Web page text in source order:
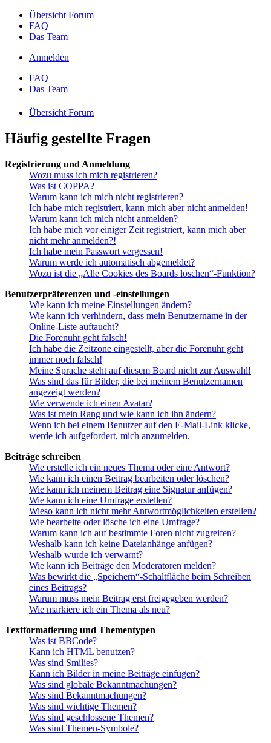
Übersicht Forum
FAQ
Das Team
Anmelden
FAQ
Das Team
Übersicht Forum
Häufig gestellte Fragen
Registrierung und Anmeldung
Wozu muss ich mich registrieren?
Was ist COPPA?
Warum kann ich mich nicht registrieren?
Ich habe mich registriert, kann mich aber nicht anmelden!
Warum kann ich mich nicht anmelden?
Ich habe mich vor einiger Zeit registriert, kann mich aber
nicht mehr anmelden?!
Ich habe mein Passwort vergessen!
Warum werde ich automatisch abgemeldet?
Wozu ist die „Alle Cookies des Boards löschen“-Funktion?
Benutzerpräferenzen und -einstellungen
Wie kann ich meine Einstellungen ändern?
Wie kann ich verhindern, dass mein Benutzername in der
Online-Liste auftaucht?
Die Forenuhr geht falsch!
Ich habe die Zeitzone eingestellt, aber die Forenuhr geht
immer noch falsch!
Meine Sprache steht auf diesem Board nicht zur Auswahl!
Was sind das für Bilder, die bei meinem Benutzernamen
angezeigt werden?
Wie verwende ich einen Avatar?
Was ist mein Rang und wie kann ich ihn ändern?
Wenn ich bei einem Benutzer auf den E-Mail-Link klicke,
werde ich aufgefordert, mich anzumelden.
Beiträge schreiben
Wie erstelle ich ein neues Thema oder eine Antwort?
Wie kann ich einen Beitrag bearbeiten oder löschen?
Wie kann ich meinem Beitrag eine Signatur anfügen?
Wie kann ich eine Umfrage erstellen?
Wieso kann ich nicht mehr Antwortmöglichkeiten erstellen?
Wie bearbeite oder lösche ich eine Umfrage?
Warum kann ich auf bestimmte Foren nicht zugreifen?
Weshalb kann ich keine Dateianhänge anfügen?
Weshalb wurde ich verwarnt?
Wie kann ich Beiträge den Moderatoren melden?
Was bewirkt die „Speichern“-Schaltfläche beim Schreiben
eines Beitrags?
Warum muss mein Beitrag erst freigegeben werden?
Wie markiere ich ein Thema als neu?
Textformatierung und Thementypen
Was ist BBCode?
Kann ich HTML benutzen?
Was sind Smilies?
Kann ich Bilder in meine Beiträge einfügen?
Was sind globale Bekanntmachungen?
Was sind Bekanntmachungen?
Was sind wichtige Themen?
Was sind geschlossene Themen?
Was sind Themen-Symbole?